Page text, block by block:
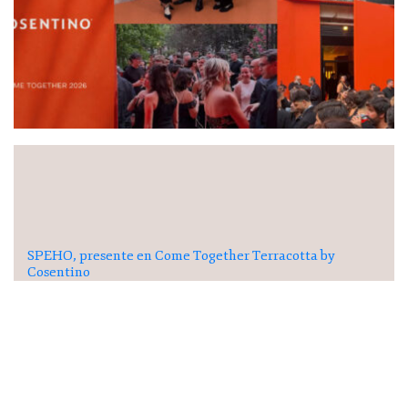
SPEHO, presente en Come Together Terracotta by
Cosentino